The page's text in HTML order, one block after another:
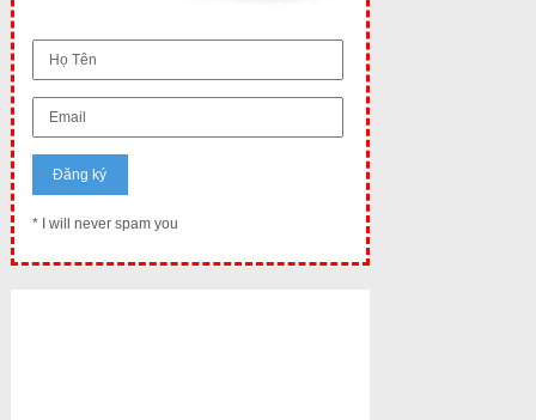
* I will never spam you